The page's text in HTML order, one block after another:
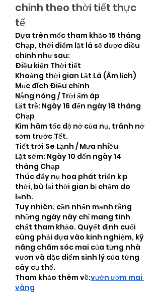
chỉnh theo thời tiết thực
tế
Dựa trên mốc tham khảo 15 tháng
Chạp, thời điểm lặt lá sẽ được điều
chỉnh như sau:
Điều kiện Thời tiết
Khoảng thời gian Lặt Lá (Âm lịch)
Mục đích Điều chỉnh
Nắng nóng / Trời ấm áp
Lặt trễ: Ngày 16 đến ngày 18 tháng
Chạp
Kìm hãm tốc độ nở của nụ, tránh nở
sớm trước Tết.
Tiết trời Se Lạnh / Mưa nhiều
Lặt sớm: Ngày 10 đến ngày 14
tháng Chạp
Thúc đẩy nụ hoa phát triển kịp
thời, bù lại thời gian bị chậm do
lạnh.
Tuy nhiên, cần nhấn mạnh rằng
những ngày này chỉ mang tính
chất tham khảo. Quyết định cuối
cùng phải dựa vào kinh nghiệm, kỹ
năng chăm sóc mai của từng nhà
vườn và đặc điểm sinh lý của từng
cây cụ thể.
Tham khảo thêm về:vườn ươm mai
vàng